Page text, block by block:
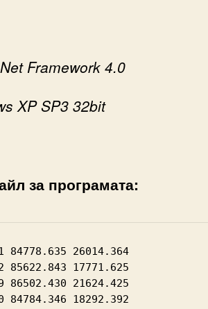
Framework 4.0
XP SP3 32bit
за програмата:
84778.635 26014.364
85622.843 17771.625
86502.430 21624.425
84784.346 18292.392